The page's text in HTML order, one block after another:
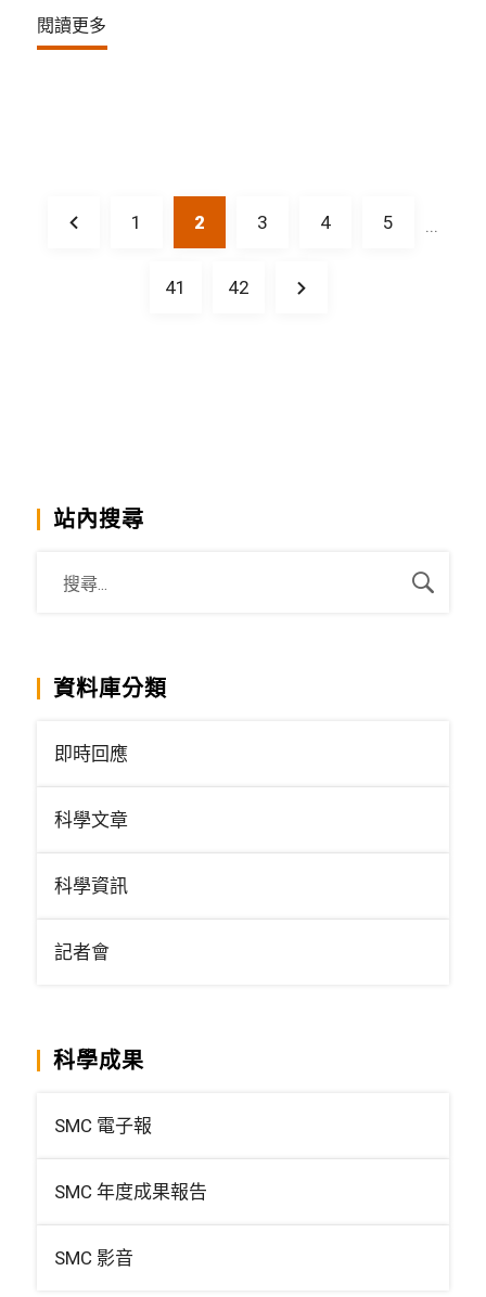
閱讀更多
1 2 3 4 5 ...
41 42
站內搜尋
資料庫分類
即時回應
科學文章
科學資訊
記者會
科學成果
SMC 電子報
SMC 年度成果報告
SMC 影音